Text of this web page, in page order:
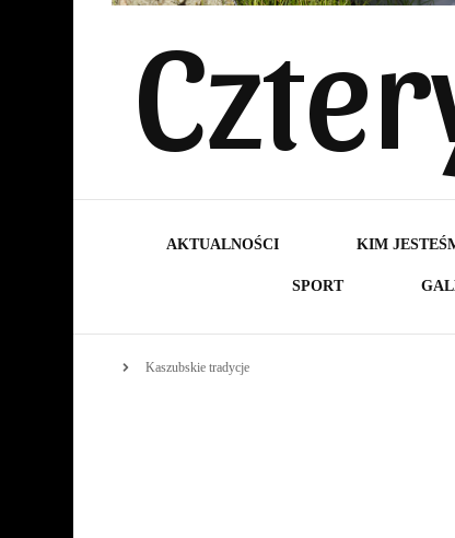
AKTUALNOŚCI KIM
SPORT
Kaszubskie tradycje